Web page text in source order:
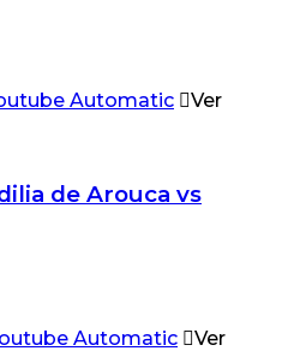
Ver
de Arouca vs
Ver